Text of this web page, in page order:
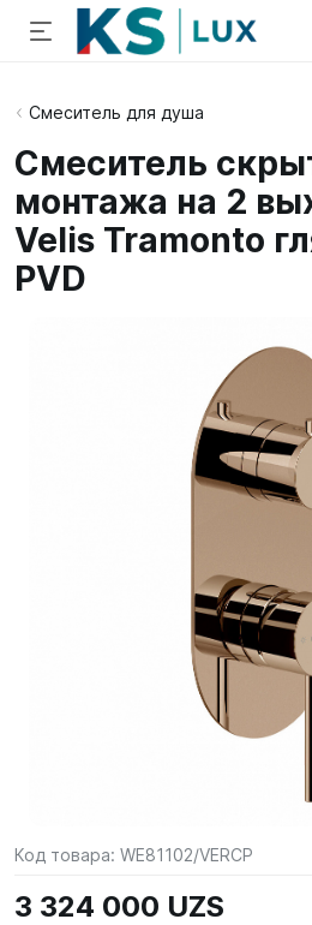
Смеситель для душа
Смеситель
монтажа на 2
Velis Tramonto
PVD
Код товара: WE81102/VERCP
3 324 000 UZS